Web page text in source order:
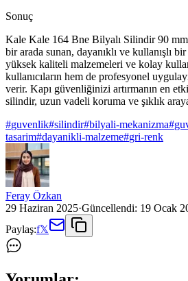
Sonuç
Kale Kale 164 Bne Bilyalı Silindir 90
bir arada sunan, dayanıklı ve kullanışlı
yüksek kaliteli malzemeleri ve kolay
kullanıcıların hem de profesyonel
verir. Kapı güvenliğinizi artırmanın en
silindir, uzun vadeli koruma ve şıklık
#guvenlik#silindir#bilyali-mekanizma#
tasarim#dayanikli-malzeme#gri-renk
Feray Özkan
29 Haziran 2025·Güncellendi: 19 Ocak
Paylaş:f𝕏